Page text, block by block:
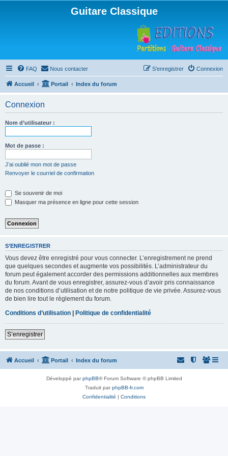
Guitare Classique
FAQ Nous contacter Connexion
S’enregistrer
Accueil Portail Index du forum
Connexion
Nom d’utilisateur :
Mot de passe :
J’ai oublié mon mot de passe
Renvoyer le courriel de confirmation
Se souvenir de moi
Masquer ma présence en ligne pour cette session
S’ENREGISTRER
Vous devez être enregistré pour vous connecter. L’enregistrement ne prend
que quelques secondes et augmente vos possibilités. L’administrateur du
forum peut également accorder des permissions additionnelles aux membres
du forum. Avant de vous enregistrer, assurez-vous d’avoir pris connaissance
de nos conditions d’utilisation et de notre politique de vie privée. Assurez-vous
de bien lire tout le règlement du forum.
Conditions d’utilisation | Politique de confidentialité
S’enregistrer
Accueil Portail Index du forum
Développé parphpBB® Forum Software © phpBB Limited
Traduit parphpBB-fr.com
Confidentialité | Conditions